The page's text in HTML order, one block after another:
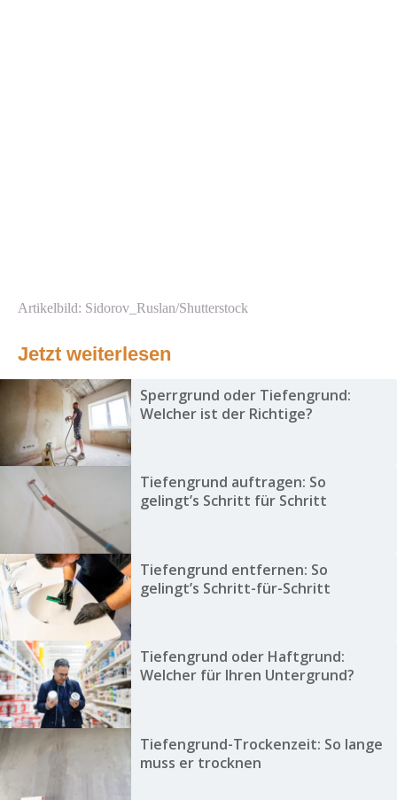
Artikelbild: Sidorov_Ruslan/Shutterstock
Jetzt weiterlesen
Sperrgrund oder Tiefengrund:
Welcher ist der Richtige?
Tiefengrund auftragen: So
gelingt’s Schritt für Schritt
Tiefengrund entfernen: So
gelingt’s Schritt-für-Schritt
Tiefengrund oder Haftgrund:
Welcher für Ihren Untergrund?
Tiefengrund-Trockenzeit: So lange
muss er trocknen